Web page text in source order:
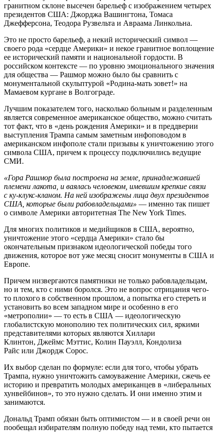
гранитном склоне высечен барельеф с изображением четырех
президентов США: Джорджа Вашингтона, Томаса
Джефферсона, Теодора Рузвельта и Авраама Линкольна.
Это не просто барельеф, а некий исторический символ —
своего рода «сердце Америки» и некое гранитное воплощение
ее исторический памяти и национальной гордости. В
российском контексте — по уровню эмоционального значения
для общества — Рашмор можно было бы сравнить с
монументальной скульптурой «Родина-мать зовет!» на
Мамаевом кургане в Волгограде.
Лучшим показателем того, насколько больным и разделенным
является современное американское общество, можно считать
тот факт, что в «день рождения Америки» и в преддверии
выступления Трампа самым заметным инфоповодом в
американском инфополе стали призывы к уничтожению этого
символа США, причем к процессу подключились ведущие
СМИ.
«Гора Рашмор была построена на земле, принадлежавшей
племени лакота, и ваялась человеком, имевшим крепкие связи
с ку-клукс-кланом. На ней изображены лица двух президентов
США, которые были рабовладельцами» — именно так пишет
о символе Америки авторитетная The New York Times.
Для многих политиков и медийщиков в США, вероятно,
уничтожение этого «сердца Америки» стало бы
окончательным признаком идеологической победы того
движения, которое вот уже месяц сносит монументы в США и
Европе.
Причем низвергаются памятники не только рабовладельцам,
но и тем, кто с ними боролся. Это не вопрос отрицания чего-
то плохого в собственном прошлом, а попытка его стереть и
установить во всем западном мире и особенно в его
«метрополии» — то есть в США — идеологическую
глобалистскую монополию тех политических сил, яркими
представителями которых являются Хиллари
Клинтон, Джеймс Мэттис, Колин Пауэлл, Кондолиза
Райс или Джордж Сорос.
Их выбор сделан по формуле: если для того, чтобы убрать
Трампа, нужно уничтожить самоуважение Америки, сжечь ее
историю и превратить молодых американцев в «либеральных
хунвейбинов», то это нужно сделать. И они именно этим и
занимаются.
Дональд Трамп обязан быть оптимистом — и в своей речи он
пообещал избирателям полную победу над теми, кто пытается